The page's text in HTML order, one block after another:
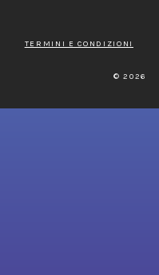
TERMINI E CONDIZIONI
© 2026